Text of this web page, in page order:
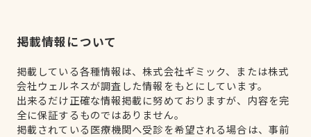
掲載情報について
掲載している各種情報は、株式会社ギミック、または株式
会社ウェルネスが調査した情報をもとにしています。
出来るだけ正確な情報掲載に努めておりますが、内容を完
全に保証するものではありません。
掲載されている医療機関へ受診を希望される場合は、事前